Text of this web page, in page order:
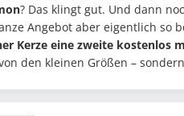
? Das klingt gut. Und dann
Angebot aber eigentlich so
Kerze eine zweite kostenlos
den kleinen Größen –